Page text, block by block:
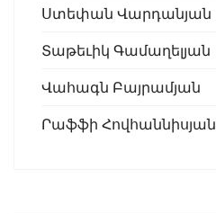
Ստեփան Վարդանյան
Տաթեւիկ Գամաղելյան
Վահագն Բայրամյան
Րաֆֆի Հովհաննիսյան